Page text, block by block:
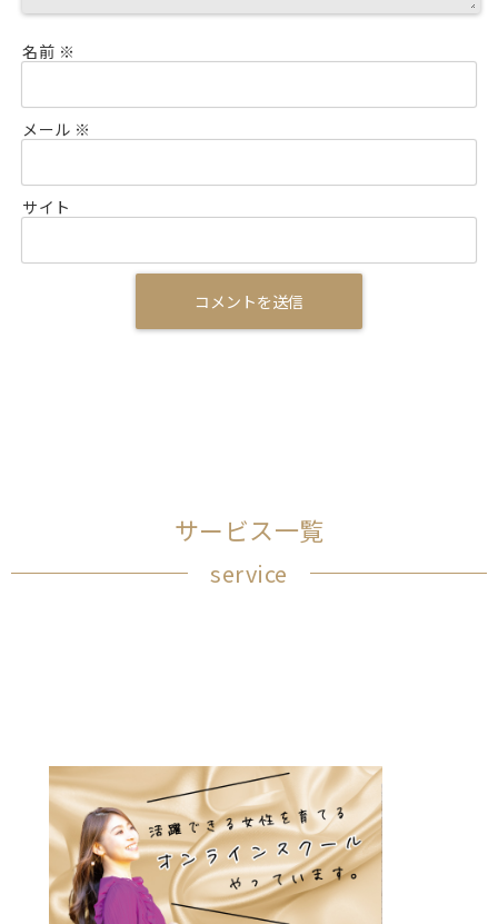
名前 ※
メール ※
サイト
サービス一覧
service